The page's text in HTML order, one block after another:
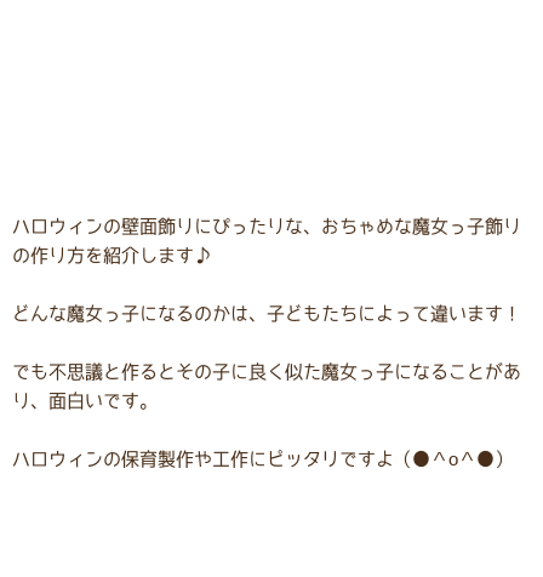
ハロウィンの壁面飾りにぴったりな、おちゃめな魔女っ子飾り
の作り方を紹介します♪
どんな魔女っ子になるのかは、子どもたちによって違います！
でも不思議と作るとその子に良く似た魔女っ子になることがあ
り、面白いです。
ハロウィンの保育製作や工作にピッタリですよ（●＾o＾●）